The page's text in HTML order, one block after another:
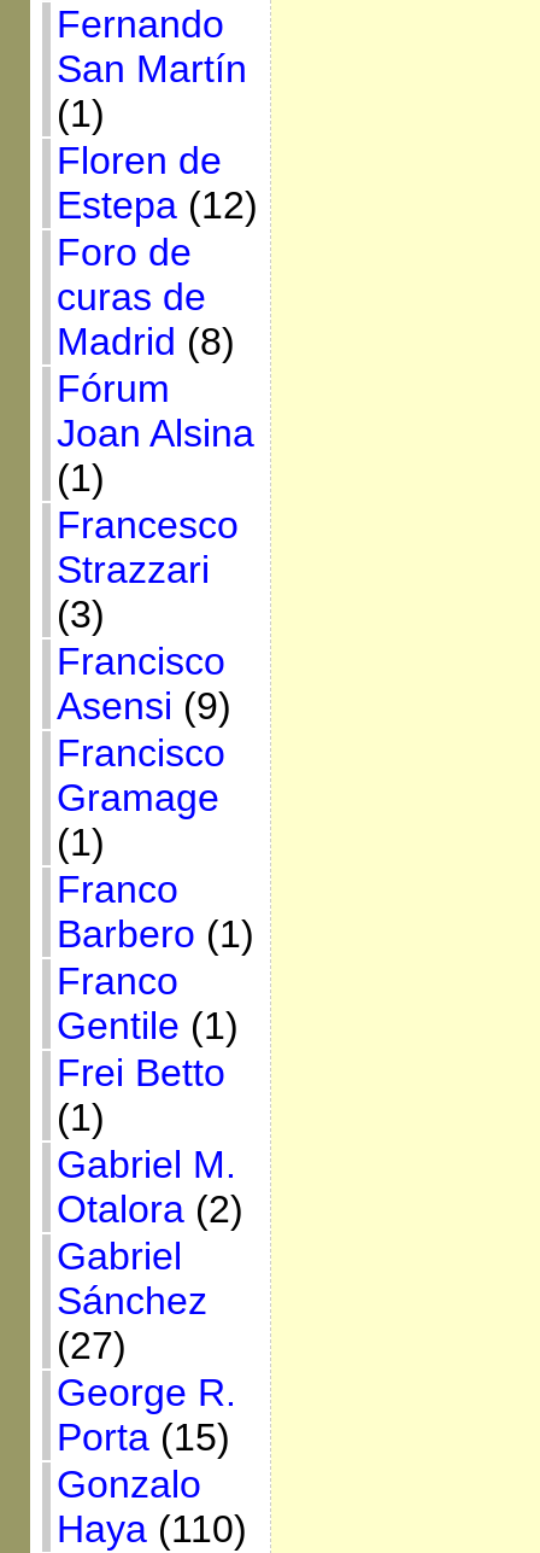
Fernando
San Martín
(1)
Floren de
Estepa(12)
Foro de
curas de
Madrid (8)
Fórum
Joan Alsina
(1)
Francesco
Strazzari
(3)
Francisco
Asensi (9)
Francisco
Gramage
(1)
Franco
Barbero (1)
Franco
Gentile (1)
Frei Betto
(1)
Gabriel M.
Otalora(2)
Gabriel
Sánchez
(27)
George R.
Porta(15)
Gonzalo
Haya(110)